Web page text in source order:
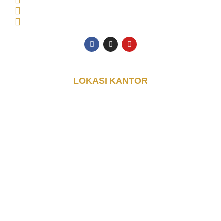
LOKASI KANTOR